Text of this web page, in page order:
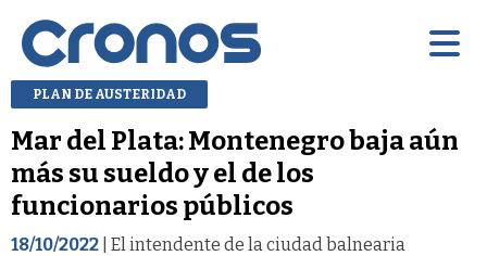
PLAN DE AUSTERIDAD
Mar del Plata: Montenegro baja aún
más su sueldo y el de los
funcionarios públicos
18/10/2022 | El intendente de la ciudad balnearia